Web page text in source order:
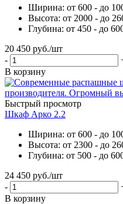
Ширина: от 600 - до
Высота: от 2000 - до
Глубина: от 450 - до
20 450 руб./шт
-
В корзину
Быстрый просмотр
Шкаф Арко 2.2
Ширина: от 600 - до
Высота: от 2300 - до
Глубина: от 500 - до
24 450 руб./шт
-
В корзину